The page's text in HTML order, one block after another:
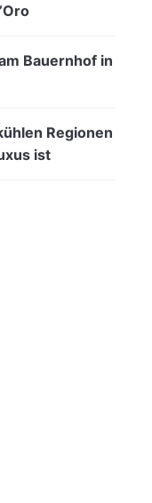
Bauernhof in
Regionen
ist